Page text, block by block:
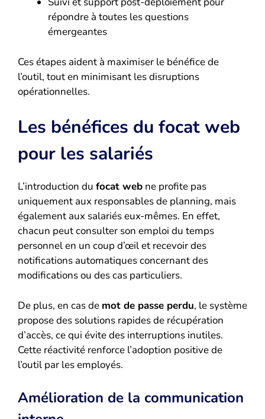
répondre à toutes les questions
émergeantes
Ces étapes aident à maximiser le bénéfice de
l’outil, tout en minimisant les disruptions
opérationnelles.
Les bénéfices du focat web
pour les salariés
L’introduction du focat web ne profite pas
uniquement aux responsables de planning, mais
également aux salariés eux-mêmes. En effet,
chacun peut consulter son emploi du temps
personnel en un coup d’œil et recevoir des
notifications automatiques concernant des
modifications ou des cas particuliers.
De plus, en cas de mot de passe perdu, le système
propose des solutions rapides de récupération
d’accès, ce qui évite des interruptions inutiles.
Cette réactivité renforce l’adoption positive de
l’outil par les employés.
Amélioration de la communication